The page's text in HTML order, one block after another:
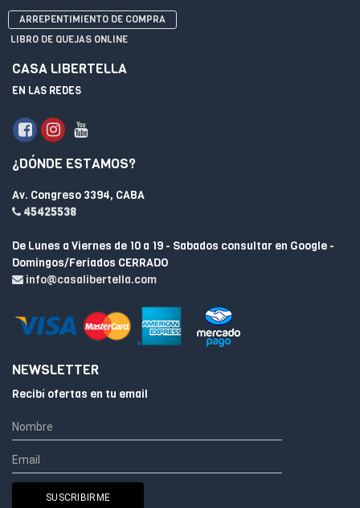
ARREPENTIMIENTO DE COMPRA
LIBRO DE QUEJAS ONLINE
CASA LIBERTELLA
EN LAS REDES
¿DÓNDE ESTAMOS?
Av. Congreso 3394, CABA
45425538
De Lunes a Viernes de 10 a 19 - Sabados consultar en Google -
Domingos/Feriados CERRADO
info@casalibertella.com
NEWSLETTER
Recibí ofertas en tu email